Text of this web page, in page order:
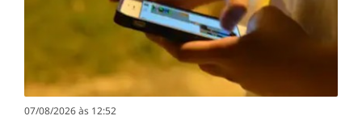
07/08/2026 às 12:52